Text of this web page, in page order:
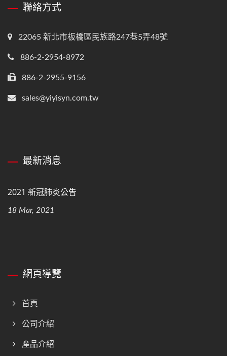
聯絡方式
22065 新北市板橋區民族路247巷5弄48號
886-2-2954-8972
886-2-2955-9156
sales@yiyisyn.com.tw
最新消息
2021 新冠肺炎公告
18 Mar, 2021
網頁導覽
首頁
公司介紹
產品介紹